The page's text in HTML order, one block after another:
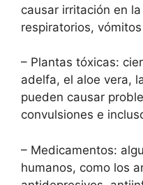
causar irritación en
respiratorios,
– Plantas tóxicas:
adelfa, el aloe vera,
pueden causar
convulsiones e
– Medicamentos:
humanos, como los